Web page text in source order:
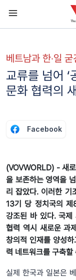
베트남과 한‧일
교류를 넘어 ‘
문화 협력의
Facebook
(VOVWORLD) - 새
을 보존하는 영역을
리 잡았다. 이러한 기
13기 당 정치국의 제
강조된 바 있다. 국제
협력 역시 새로운 과
창의적 인재를 양성
력 네트워크를 구축
실제 한국과 일본은